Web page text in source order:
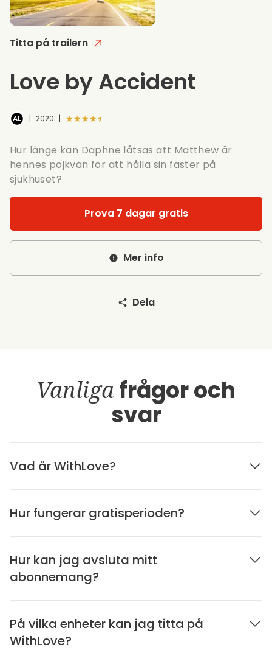
Titta på trailern
Love by Accident
| 2020 | ★★★★★
Hur länge kan Daphne låtsas att Matthew är
hennes pojkvän för att hålla sin faster på
sjukhuset?
Prova 7 dagar gratis
Mer info
Dela
Vanligafrågor och
svar
Vad är WithLove?
Hur fungerar gratisperioden?
Hur kan jag avsluta mitt
abonnemang?
På vilka enheter kan jag titta på
WithLove?